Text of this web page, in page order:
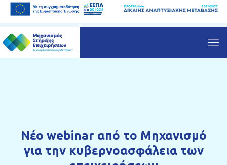
Νέο webinar από το Μηχανισμό
για την κυβερνοασφάλεια των